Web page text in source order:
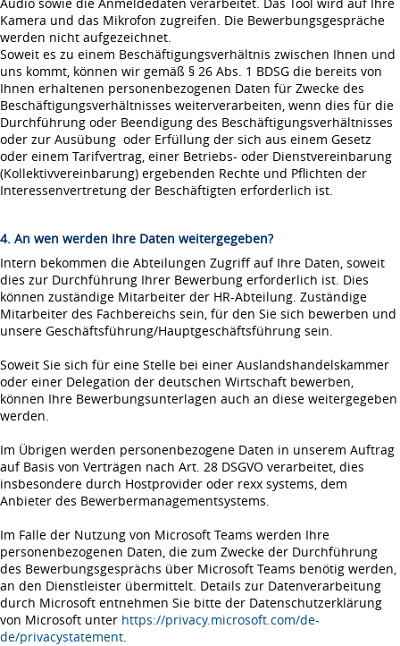
Kamera und das Mikrofon zugreifen. Die Bewerbungsgespräche
werden nicht aufgezeichnet.
Soweit es zu einem Beschäftigungsverhältnis zwischen Ihnen und
uns kommt, können wir gemäß § 26 Abs. 1 BDSG die bereits von
Ihnen erhaltenen personenbezogenen Daten für Zwecke des
Beschäftigungsverhältnisses weiterverarbeiten, wenn dies für die
Durchführung oder Beendigung des Beschäftigungsverhältnisses
oder zur Ausübung oder Erfüllung der sich aus einem Gesetz
oder einem Tarifvertrag, einer Betriebs- oder Dienstvereinbarung
(Kollektivvereinbarung) ergebenden Rechte und Pflichten der
Interessenvertretung der Beschäftigten erforderlich ist.
4. An wen werden Ihre Daten weitergegeben?
Intern bekommen die Abteilungen Zugriff auf Ihre Daten, soweit
dies zur Durchführung Ihrer Bewerbung erforderlich ist. Dies
können zuständige Mitarbeiter der HR-Abteilung. Zuständige
Mitarbeiter des Fachbereichs sein, für den Sie sich bewerben und
unsere Geschäftsführung/Hauptgeschäftsführung sein.
Soweit Sie sich für eine Stelle bei einer Auslandshandelskammer
oder einer Delegation der deutschen Wirtschaft bewerben,
können Ihre Bewerbungsunterlagen auch an diese weitergegeben
werden.
Im Übrigen werden personenbezogene Daten in unserem Auftrag
auf Basis von Verträgen nach Art. 28 DSGVO verarbeitet, dies
insbesondere durch Hostprovider oder rexx systems, dem
Anbieter des Bewerbermanagementsystems.
Im Falle der Nutzung von Microsoft Teams werden Ihre
personenbezogenen Daten, die zum Zwecke der Durchführung
des Bewerbungsgesprächs über Microsoft Teams benötig werden,
an den Dienstleister übermittelt. Details zur Datenverarbeitung
durch Microsoft entnehmen Sie bitte der Datenschutzerklärung
von Microsoft unter https://privacy.microsoft.com/de-
de/privacystatement.